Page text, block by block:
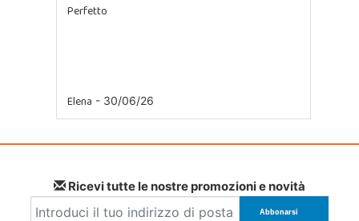
Perfetto
Elena - 30/06/26
Ricevi tutte le nostre promozioni e novità